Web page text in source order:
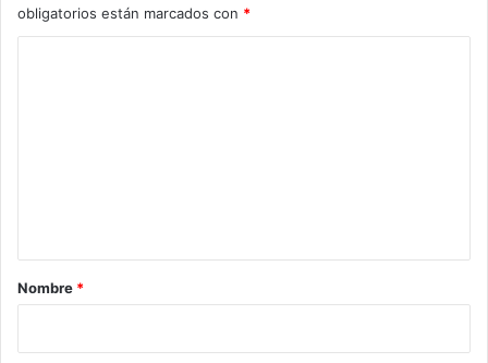
obligatorios están marcados con *
rNombre *